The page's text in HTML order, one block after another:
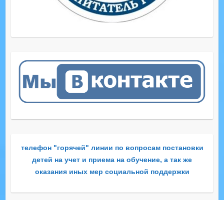
телефон "горячей" линии по вопросам постановки
детей на учет и приема на обучение, а так же
оказания иных мер социальной поддержки